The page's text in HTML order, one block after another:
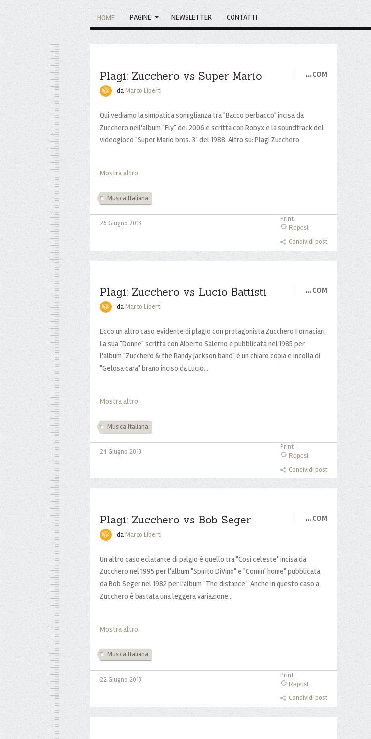
HOME PAGINE NEWSLETTER CONTATTI
Plagi: Zucchero vs Super Mario … COM
daMarco Liberti
Qui vediamo la simpatica somiglianza tra "Bacco perbacco" incisa da
Zucchero nell'album "Fly" del 2006 e scritta con Robyx e la soundtrack del
videogioco "Super Mario bros. 3" del 1988. Altro su: Plagi Zucchero
Mostra altro
Musica Italiana
26 Giugno 2013
Print
Repost
Condividi post
Plagi: Zucchero vs Lucio Battisti … COM
daMarco Liberti
Ecco un altro caso evidente di plagio con protagonista Zucchero Fornaciari.
La sua "Donne" scritta con Alberto Salerno e pubblicata nel 1985 per
l'album "Zucchero & the Randy Jackson band" è un chiaro copia e incolla di
"Gelosa cara" brano inciso da Lucio...
Mostra altro
Musica Italiana
24 Giugno 2013
Print
Repost
Condividi post
Plagi: Zucchero vs Bob Seger … COM
daMarco Liberti
Un altro caso eclatante di palgio è quello tra "Così celeste" incisa da
Zucchero nel 1995 per l'album "Spirito DiVino" e "Comin' home" pubblicata
da Bob Seger nel 1982 per l'album "The distance". Anche in questo caso a
Zucchero è bastata una leggera variazione...
Mostra altro
Musica Italiana
22 Giugno 2013
Print
Repost
Condividi post